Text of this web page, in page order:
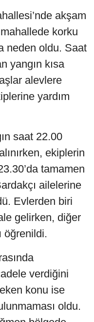
akşam
korku
neden oldu. Saat
yangın kısa
alevlere
yardım
saat 22.00
ekiplerin
tamamen
ailelerine
Evlerden biri
gelirken, diğer
öğrenildi.
verdiğini
konu ise
oldu.